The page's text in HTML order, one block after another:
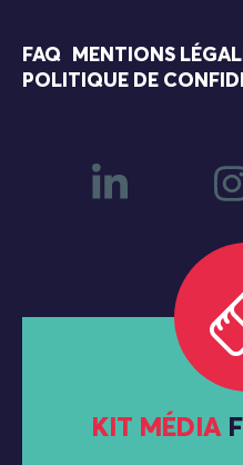
FAQ MENTIONS
POLITIQUE DE
KIT MÉDIA